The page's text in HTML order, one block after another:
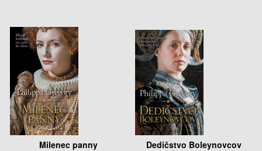
Milenec panny Dedičstvo Boleynovcov